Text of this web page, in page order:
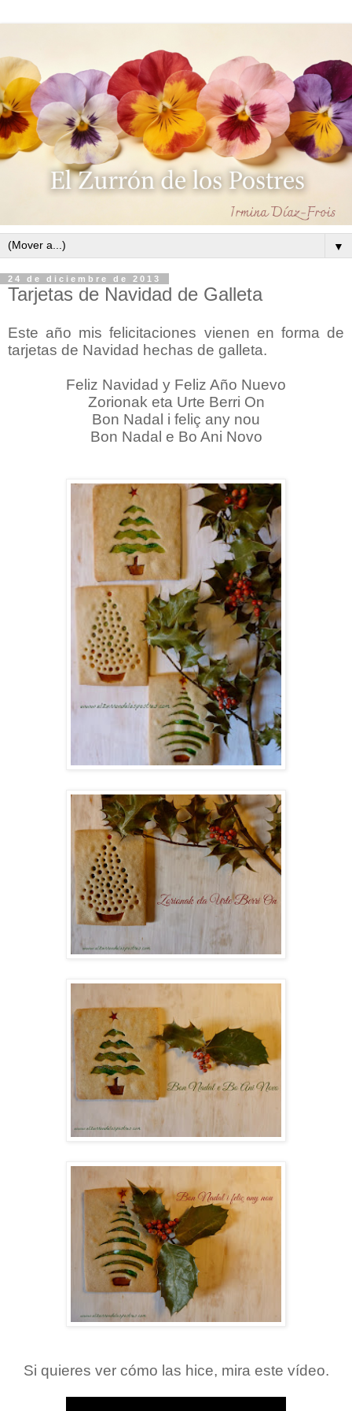
▼
24 de diciembre de 2013
Tarjetas de Navidad de Galleta
Este año mis felicitaciones vienen en forma de
tarjetas de Navidad hechas de galleta.
Feliz Navidad y Feliz Año Nuevo
Zorionak eta Urte Berri On
Bon Nadal i feliç any nou
Bon Nadal e Bo Ani Novo
Si quieres ver cómo las hice, mira este vídeo.